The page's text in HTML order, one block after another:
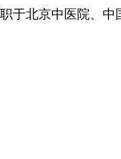
于北京中医院、